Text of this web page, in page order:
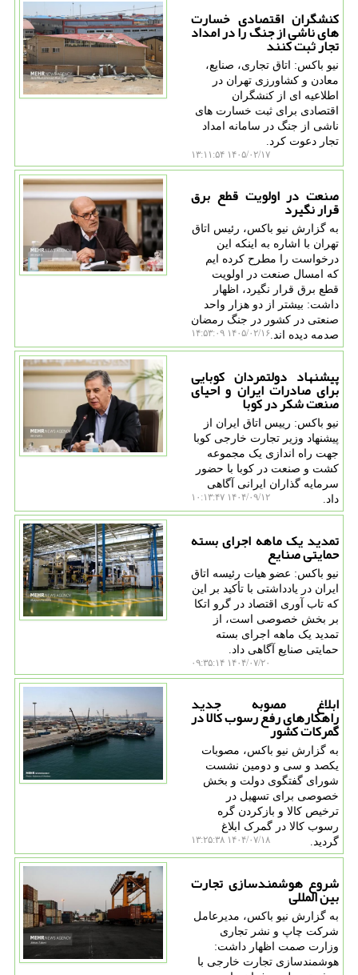
کنشگران اقتصادی خسارت
های ناشی از جنگ را در امداد
تجار ثبت کنند
نیو باکس: اتاق تجاری، صنایع،
معادن و کشاورزی تهران در
اطلاعیه ای از کنشگران
اقتصادی برای ثبت خسارت های
ناشی از جنگ در سامانه امداد
تجار دعوت کرد.
۱۴۰۵/۰۲/۱۷ ۱۳:۱۱:۵۴
صنعت در اولویت قطع برق
قرار نگیرد
به گزارش نیو باکس، رئیس اتاق
تهران با اشاره به اینکه این
درخواست را مطرح کرده ایم
که امسال صنعت در اولویت
قطع برق قرار نگیرد، اظهار
داشت: بیشتر از دو هزار واحد
صنعتی در کشور در جنگ رمضان
صدمه دیده اند. ۱۴۰۵/۰۲/۱۶ ۱۴:۵۳:۰۹
پیشنهاد دولتمردان کوبایی
برای صادرات ایران و احیای
صنعت شکر در کوبا
نیو باکس: رییس اتاق ایران از
پیشنهاد وزیر تجارت خارجی کوبا
جهت راه اندازی یک مجموعه
کشت و صنعت در کوبا با حضور
سرمایه گذاران ایرانی آگاهی
داد.
۱۴۰۴/۰۹/۱۲ ۱۰:۱۳:۴۷
تمدید یک ماهه اجرای بسته
حمایتی صنایع
نیو باکس: عضو هیات رئیسه اتاق
ایران در یادداشتی با تأکید بر این
که تاب آوری اقتصاد در گرو اتکا
بر بخش خصوصی است، از
تمدید یک ماهه اجرای بسته
حمایتی صنایع آگاهی داد.
۱۴۰۴/۰۷/۲۰ ۰۹:۳۵:۱۴
ابلاغ مصوبه جدید
راهکارهای رفع رسوب کالا در
گمرکات کشور
به گزارش نیو باکس، مصوبات
یکصد و سی و دومین نشست
شورای گفتگوی دولت و بخش
خصوصی برای تسهیل در
ترخیص کالا و بازکردن گره
رسوب کالا در گمرک ابلاغ
گردید.
۱۴۰۴/۰۷/۱۸ ۱۳:۲۵:۳۸
شروع هوشمندسازی تجارت
بین المللی
به گزارش نیو باکس، مدیرعامل
شرکت چاپ و نشر تجاری
وزارت صمت اظهار داشت:
هوشمندسازی تجارت خارجی با